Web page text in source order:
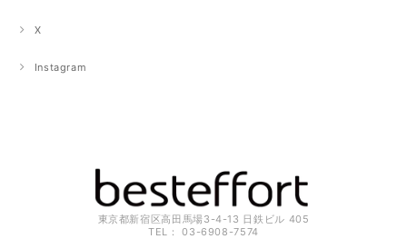
X
Instagram
東京都新宿区高田馬場3-4-13 日鉄ビル 405
TEL： 03-6908-7574